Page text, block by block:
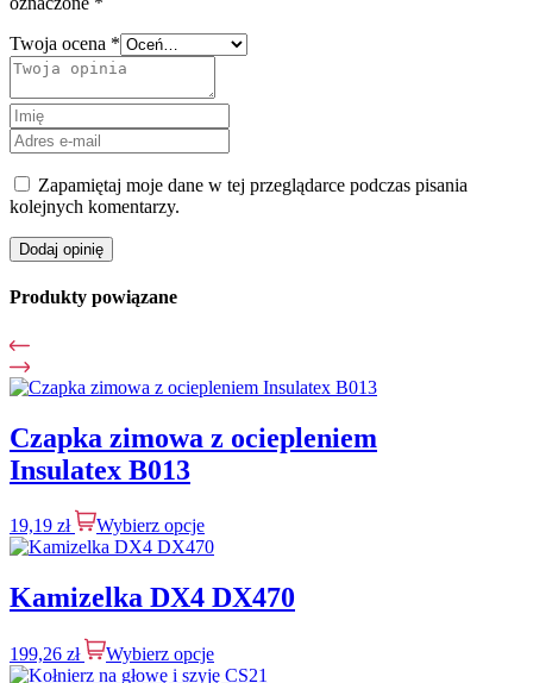
Twoja ocena *
Zapamiętaj moje dane w tej przeglądarce podczas pisania
kolejnych komentarzy.
Dodaj opinię
Produkty powiązane
Czapka zimowa z ociepleniem
Insulatex B013
19,19 zł Wybierz opcje
Kamizelka DX4 DX470
199,26 zł Wybierz opcje